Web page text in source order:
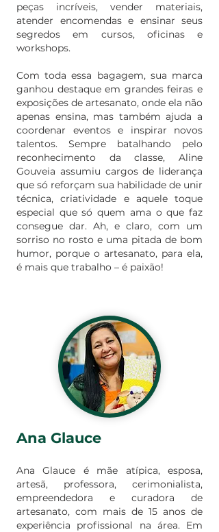
peças incríveis, vender materiais,
atender encomendas e ensinar seus
segredos em cursos, oficinas e
workshops.
Com toda essa bagagem, sua marca
ganhou destaque em grandes feiras e
exposições de artesanato, onde ela não
apenas ensina, mas também ajuda a
coordenar eventos e inspirar novos
talentos. Sempre batalhando pelo
reconhecimento da classe, Aline
Gouveia assumiu cargos de liderança
que só reforçam sua habilidade de unir
técnica, criatividade e aquele toque
especial que só quem ama o que faz
consegue dar. Ah, e claro, com um
sorriso no rosto e uma pitada de bom
humor, porque o artesanato, para ela,
é mais que trabalho – é paixão!
Ana Glauce
Ana Glauce é mãe atípica, esposa,
artesã, professora, cerimonialista,
empreendedora e curadora de
artesanato, com mais de 15 anos de
experiência profissional na área. Em